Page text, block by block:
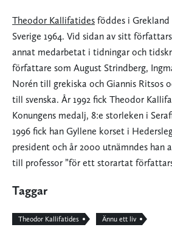
Theodor Kallifatides föddes i
Sverige 1964. Vid sidan av sitt
annat medarbetat i tidningar och
författare som August Strindberg,
Norén till grekiska och Giannis Ritsos
till svenska. År 1992 fick Theodor
Konungens medalj, 8:e storleken i
1996 fick han Gyllene korset i
president och år 2000 utnämndes han
till professor ”för ett storartat
Taggar
Theodor Kallifatides Ännu ett liv